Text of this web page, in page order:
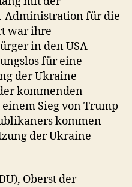
Administration für die
war ihre
in den USA
für eine
der Ukraine
kommenden
Sieg von Trump
kommen
der Ukraine
Oberst der